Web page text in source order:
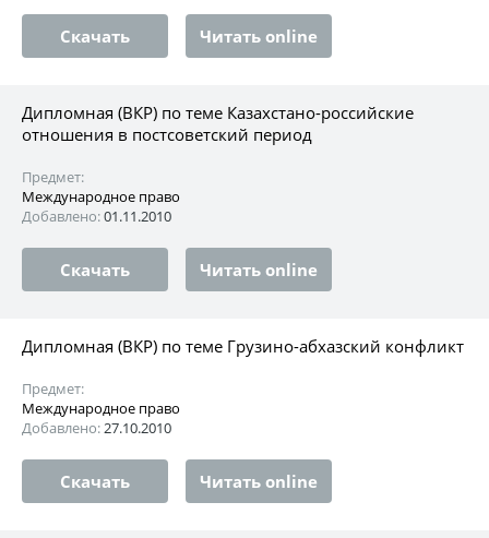
Скачать Читать online
Дипломная (ВКР) по теме Казахстано-российские
отношения в постсоветский период
Предмет:
Международное право
Добавлено:01.11.2010
Скачать Читать online
Дипломная (ВКР) по теме Грузино-абхазский конфликт
Предмет:
Международное право
Добавлено:27.10.2010
Скачать Читать online